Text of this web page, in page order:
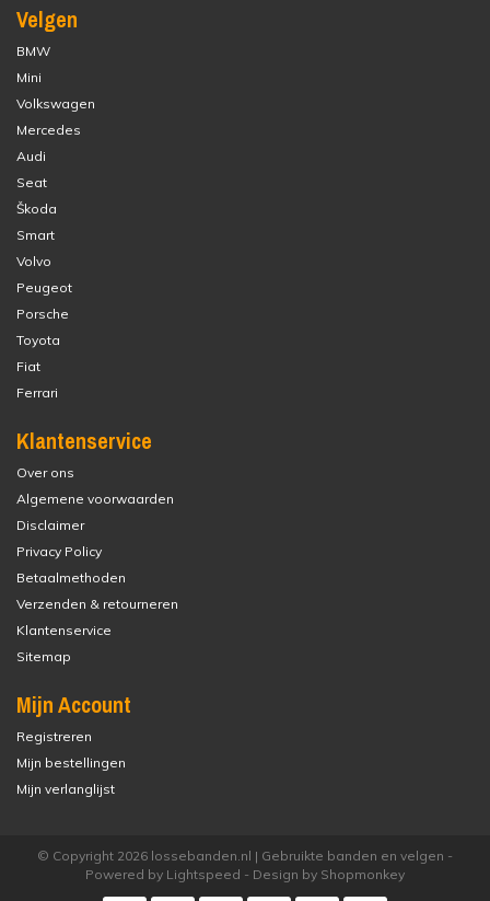
Velgen
BMW
Mini
Volkswagen
Mercedes
Audi
Seat
Škoda
Smart
Volvo
Peugeot
Porsche
Toyota
Fiat
Ferrari
Klantenservice
Over ons
Algemene voorwaarden
Disclaimer
Privacy Policy
Betaalmethoden
Verzenden & retourneren
Klantenservice
Sitemap
Mijn Account
Registreren
Mijn bestellingen
Mijn verlanglijst
© Copyright 2026 lossebanden.nl | Gebruikte banden en velgen -
Powered by Lightspeed - Design by Shopmonkey